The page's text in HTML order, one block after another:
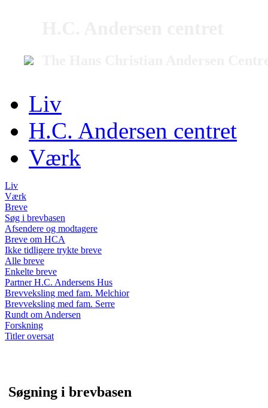
Liv
H.C. Andersen centret
Værk
Liv
Værk
Breve
Søg i brevbasen
Afsendere og modtagere
Breve om HCA
Ikke tidligere trykte breve
Alle breve
Enkelte breve
Partner H.C. Andersens Hus
Brevveksling med fam. Melchior
Brevveksling med fam. Serre
Rundt om Andersen
Forskning
Titler oversat
Søgning i brevbasen